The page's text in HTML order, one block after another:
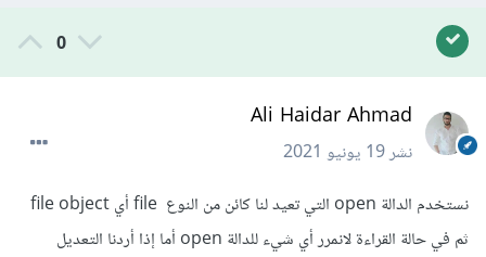
0
Ali Haidar Ahmad
نشر19 يونيو 2021
نستخدم الدالة open التي تعيد لنا كائن من النوع file أي file object
ثم في حالة القراءة لانمرر أي شيء للدالة open أما إذا أردنا التعديل